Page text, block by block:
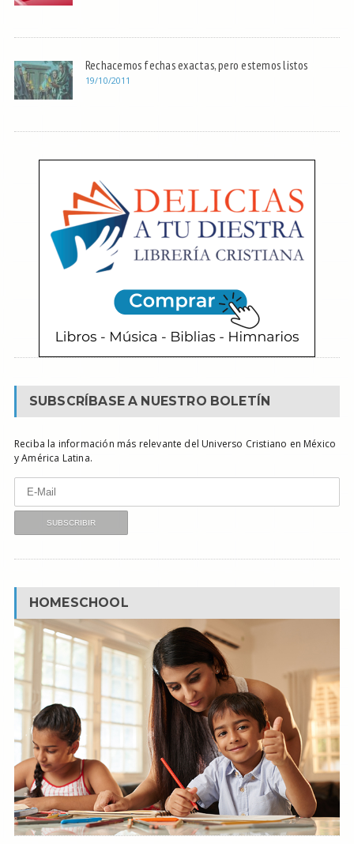
Rechacemos fechas exactas, pero estemos listos
19/10/2011
SUBSCRÍBASE A NUESTRO BOLETÍN
Reciba la información más relevante del Universo Cristiano en México
y América Latina.
HOMESCHOOL